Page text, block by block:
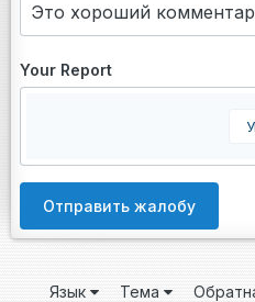
Your Report
Отправить жалобу
Язык Тема